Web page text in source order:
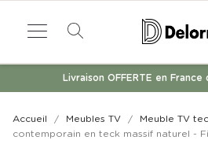
Livraison OFFERTE en
Accueil Meubles TV Meuble TV
contemporain en teck massif naturel -